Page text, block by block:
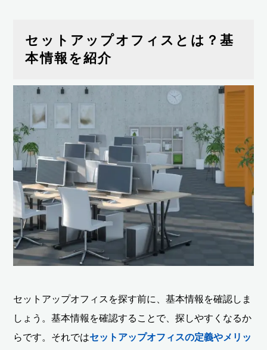
セットアップオフィスとは？基
本情報を紹介
セットアップオフィスを探す前に、基本情報を確認しま
しょう。基本情報を確認することで、探しやすくなるか
らです。それではセットアップオフィスの定義やメリッ